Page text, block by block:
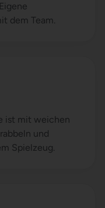
dem Team.
ist mit weichen
und
Spielzeug.